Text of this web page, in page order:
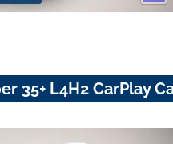
35+ L4H2 CarPlay